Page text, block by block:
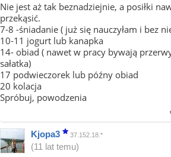
Nie jest aż tak beznadziejnie, a posiłki
przekąsić.
7-8 -śniadanie ( już się nauczyłam i bez
10-11 jogurt lub kanapka
14- obiad ( nawet w pracy bywają
sałatka)
17 podwieczorek lub późny obiad
20 kolacja
Spróbuj, powodzenia
Kjopa3 37.152.18.*
(11 lat temu)